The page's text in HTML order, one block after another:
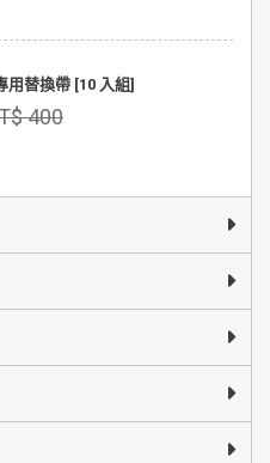
用替換帶 [10 入組]
400